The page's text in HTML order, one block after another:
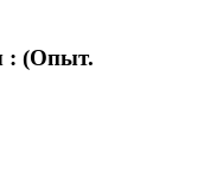
: (Опыт.